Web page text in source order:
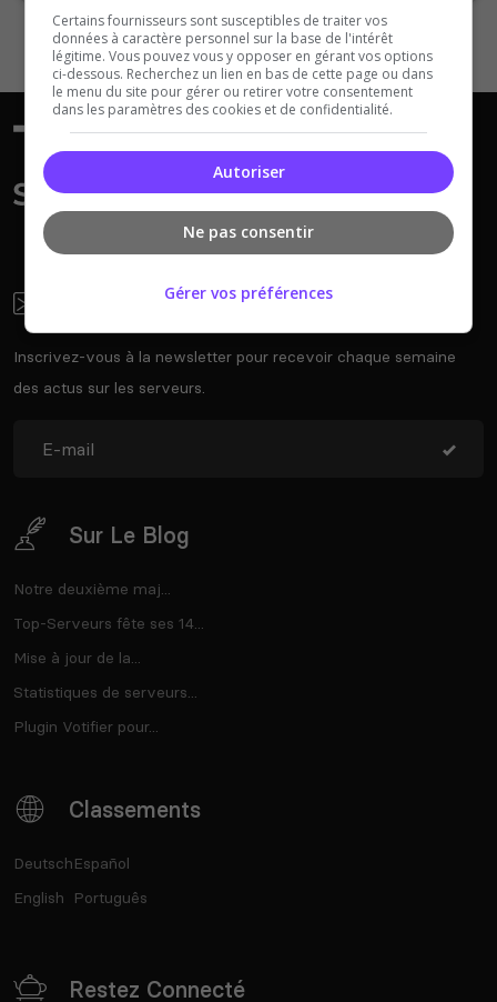
Newsletter
Inscrivez-vous à la newsletter pour recevoir chaque semaine
des actus sur les serveurs.
Sur Le Blog
Notre deuxième maj...
Top-Serveurs fête ses 14...
Mise à jour de la...
Statistiques de serveurs...
Plugin Votifier pour...
Classements
Deutsch
English
Español
Português
Restez Connecté
Certains fournisseurs sont susceptibles de traiter vos
données à caractère personnel sur la base de l'intérêt
légitime. Vous pouvez vous y opposer en gérant vos options
ci-dessous. Recherchez un lien en bas de cette page ou dans
le menu du site pour gérer ou retirer votre consentement
dans les paramètres des cookies et de confidentialité.
Autoriser
Ne pas consentir
Gérer vos préférences